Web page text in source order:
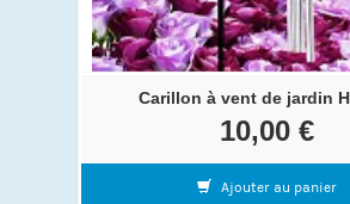
Carillon à vent de jardin
10,00 €
Ajouter au panier